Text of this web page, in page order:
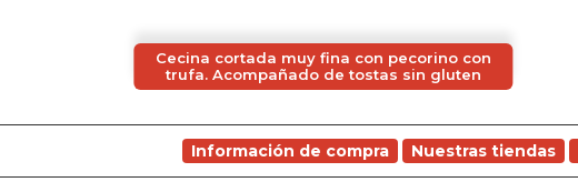
Cecina cortada muy fina con pecorino con
trufa. Acompañado de tostas sin gluten
Información de compra Nuestras tiendas